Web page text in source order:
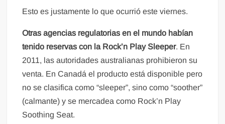
Esto es justamente lo que ocurrió este viernes.
Otras agencias regulatorias en el mundo habían
tenido reservas con la Rock’n Play Sleeper. En
2011, las autoridades australianas prohibieron su
venta. En Canadá el producto está disponible pero
no se clasifica como “sleeper”, sino como “soother”
(calmante) y se mercadea como Rock’n Play
Soothing Seat.